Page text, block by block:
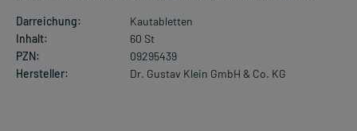
Darreichung:
Kautabletten
Inhalt:
60 St
PZN:
09295439
Hersteller:
Dr. Gustav Klein GmbH & Co. KG